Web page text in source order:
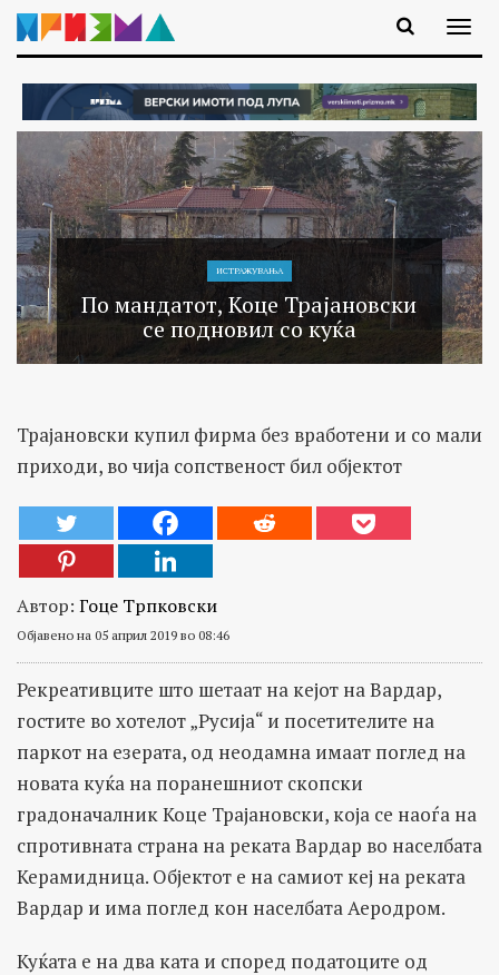
ИСТРАЖУВАЊA
По мандатот, Коце Трајановски
се подновил со куќа
Трајановски купил фирма без вработени и со мали
приходи, во чија сопственост бил објектот
Автор: Гоце Трпковски
Објавено на 05 април 2019 во 08:46
Рекреативците што шетаат на кејот на Вардар,
гостите во хотелот „Русија“ и посетителите на
паркот на езерата, од неодамна имаат поглед на
новата куќа на поранешниот скопски
градоначалник Коце Трајановски, која се наоѓа на
спротивната страна на реката Вардар во населбата
Керамидница. Објектот е на самиот кеј на реката
Вардар и има поглед кон населбата Аеродром.
Куќата е на два ката и според податоците од